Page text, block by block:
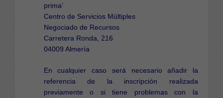
prima’
Centro de Servicios Múltiples
Negociado de Recursos
Carretera Ronda, 216
04009 Almería
En cualquier caso será necesario añadir la
referencia de la inscripción realizada
previamente o si tiene problemas con la